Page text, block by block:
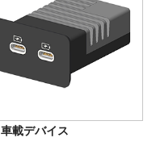
車載デバイス